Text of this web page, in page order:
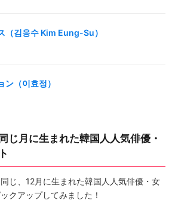
（김응수 Kim Eung-Su）
ン（이효정）
じ月に生まれた韓国人人気俳優・
じ、12月に生まれた韓国人人気俳優・女
クアップしてみました！